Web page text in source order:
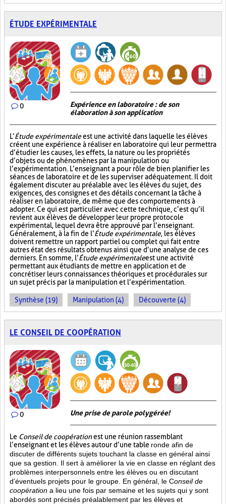
ÉTUDE EXPÉRIMENTALE
0
Expérience en laboratoire : de son
élaboration à son application
L’Étude expérimentaleest une activité dans laquelle les élèves
créent une expérience à réaliser en laboratoire qui leur permettra
d’étudier les causes, les effets, la nature ou les propriétés
d’objets ou de phénomènes par la manipulation ou
l’expérimentation. L’enseignant a pour rôle de bien planifier les
séances de laboratoire et de les superviser adéquatement. Il doit
également discuter au préalable avec les élèves du sujet, des
exigences, des consignes et des détails concernant la tâche à
réaliser en laboratoire, de même que des comportements à
adopter. Ce qui est particulier avec cette technique, c’est qu’il
revient aux élèves de développer leur propre protocole
expérimental, lequel devra être approuvé par l’enseignant.
Généralement, à la fin de l’Étude expérimentale, les élèves
doivent remettre un rapport partiel ou complet qui fait entre
autres état des résultats obtenus ainsi que d’une analyse de ces
derniers. En somme, l’Étude expérimentaleest une activité
permettant aux étudiants de mettre en application et de
concrétiser leurs connaissances théoriques et procédurales sur
un sujet précis par la manipulation et l’expérimentation.
Synthèse (19) Manipulation (4) Découverte (4)
LE CONSEIL DE COOPÉRATION
0 Une prise de parole polygérée!
Le Conseil de coopérationest une réunion rassemblant
l’enseignant et les élèves autour d’une table ronde afin de
discuter de différents sujets touchant la classe en général ainsi
que sa gestion. Il sert à améliorer la vie en classe en réglant des
problèmes interpersonnels entre les élèves ou en discutant
d’éventuels projets pour le groupe. En général, le Conseil de
coopération a lieu une fois par semaine et les sujets qui y sont
abordés sont précisés préalablement par les élèves et